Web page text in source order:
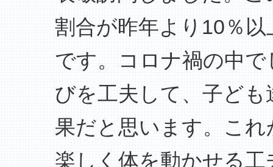
割合が昨年より10％
です。コロナ禍の中
びを工夫して、子ど
果だと思います。こ
楽しく体を動かせる